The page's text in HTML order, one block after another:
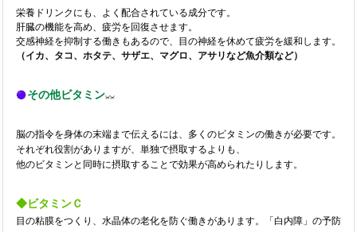
栄養ドリンクにも、よく配合されている成分です。
肝臓の機能を高め、疲労を回復させます。
交感神経を抑制する働きもあるので、 目の神経を休めて疲労を緩和します。
（イカ、タコ、ホタテ、サザエ、マグロ、アサリなど魚介類など）
その他ビタミン
脳の指令を身体の末端まで伝えるには、多くのビタミンの働きが必要です。
それぞれ役割がありますが、 単独で摂取するよりも、
他のビタミンと同時に摂取することで効果が高められたりします。
◆ビタミンＣ
目の粘膜をつくり、水晶体の老化を防ぐ働きがあります。
「白内障」の予防